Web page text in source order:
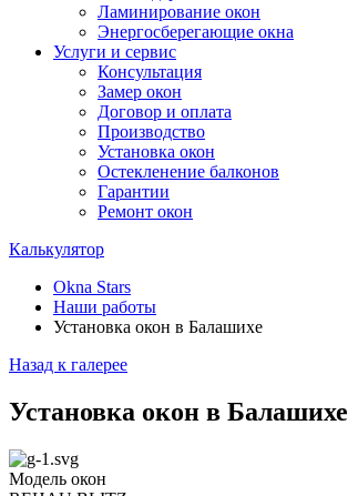
Ламинирование окон
Энергосберегающие окна
Услуги и сервис
Консультация
Замер окон
Договор и оплата
Производство
Установка окон
Остекленение балконов
Гарантии
Ремонт окон
Калькулятор
Okna Stars
Наши работы
Установка окон в Балашихе
Назад к галерее
Установка окон в Балашихе
Модель окон